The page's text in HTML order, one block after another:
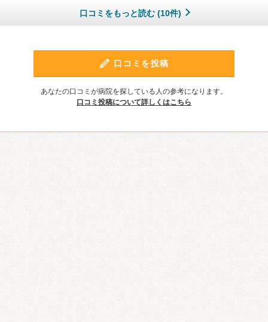
口コミをもっと読む (10件)
口コミを投稿
あなたの口コミが病院を探している人の参考になります。
口コミ投稿について詳しくはこちら